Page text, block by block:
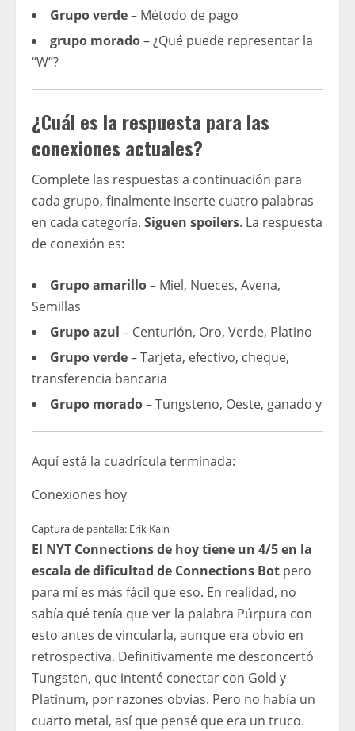
Grupo verde– Método de pago
grupo morado– ¿Qué puede representar la
“W”?
¿Cuál es la respuesta para las
conexiones actuales?
Complete las respuestas a continuación para
cada grupo, finalmente inserte cuatro palabras
en cada categoría. Siguen spoilers. La respuesta
de conexión es:
Grupo amarillo– Miel, Nueces, Avena,
Semillas
Grupo azul – Centurión, Oro, Verde, Platino
Grupo verde– Tarjeta, efectivo, cheque,
transferencia bancaria
Grupo morado –Tungsteno, Oeste, ganado y
Aquí está la cuadrícula terminada:
Conexiones hoy
Captura de pantalla: Erik Kain
El NYT Connections de hoy tiene un 4/5 en la
escala de dificultad de Connections Bot pero
para mí es más fácil que eso. En realidad, no
sabía qué tenía que ver la palabra Púrpura con
esto antes de vincularla, aunque era obvio en
retrospectiva. Definitivamente me desconcertó
Tungsten, que intenté conectar con Gold y
Platinum, por razones obvias. Pero no había un
cuarto metal, así que pensé que era un truco.